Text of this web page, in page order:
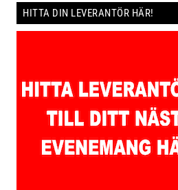
HITTA DIN LEVERANTÖR HÄR!